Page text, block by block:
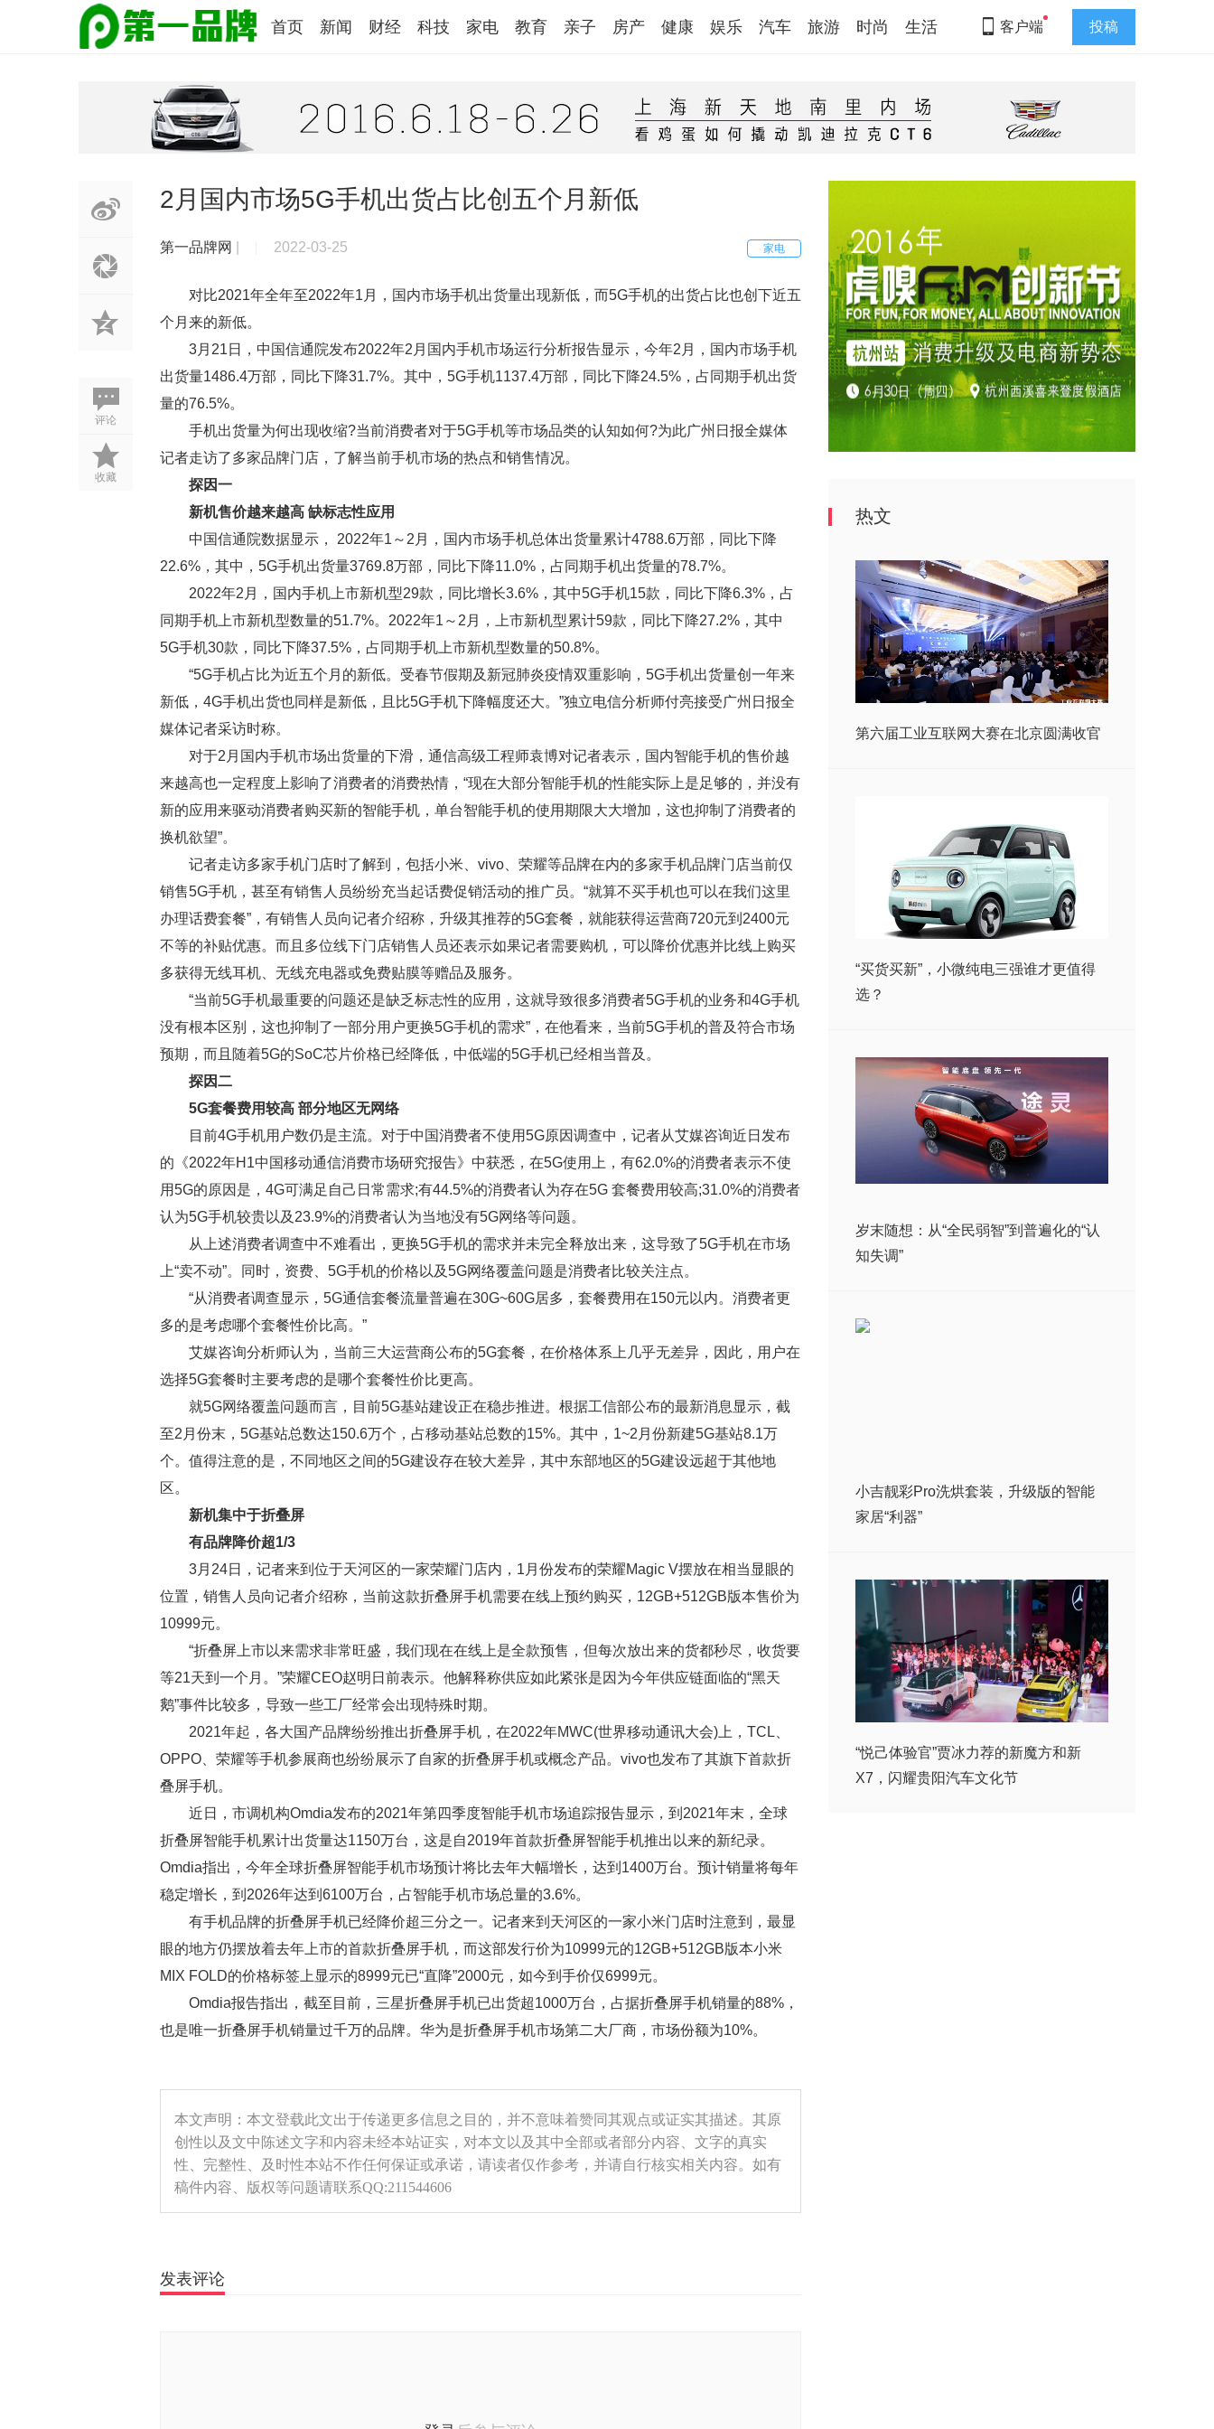
首页 新闻 财经 科技 家电 教育 亲子 房产 健康 娱乐 汽车 旅游 时尚 生活 客户端 投稿
评论
收藏
2月国内市场5G手机出货占比创五个月新低
家电
第一品牌网 2022-03-25
对比2021年全年至2022年1月，国内市场手机出货量出现新低，而5G手机的出货占比也创下近五
个月来的新低。
3月21日，中国信通院发布2022年2月国内手机市场运行分析报告显示，今年2月，国内市场手机
出货量1486.4万部，同比下降31.7%。其中，5G手机1137.4万部，同比下降24.5%，占同期手机出货
量的76.5%。
手机出货量为何出现收缩?当前消费者对于5G手机等市场品类的认知如何?为此广州日报全媒体
记者走访了多家品牌门店，了解当前手机市场的热点和销售情况。
探因一
新机售价越来越高 缺标志性应用
中国信通院数据显示， 2022年1～2月，国内市场手机总体出货量累计4788.6万部，同比下降
22.6%，其中，5G手机出货量3769.8万部，同比下降11.0%，占同期手机出货量的78.7%。
2022年2月，国内手机上市新机型29款，同比增长3.6%，其中5G手机15款，同比下降6.3%，占
同期手机上市新机型数量的51.7%。2022年1～2月，上市新机型累计59款，同比下降27.2%，其中
5G手机30款，同比下降37.5%，占同期手机上市新机型数量的50.8%。
“5G手机占比为近五个月的新低。受春节假期及新冠肺炎疫情双重影响，5G手机出货量创一年来
新低，4G手机出货也同样是新低，且比5G手机下降幅度还大。”独立电信分析师付亮接受广州日报全
媒体记者采访时称。
对于2月国内手机市场出货量的下滑，通信高级工程师袁博对记者表示，国内智能手机的售价越
来越高也一定程度上影响了消费者的消费热情，“现在大部分智能手机的性能实际上是足够的，并没有
新的应用来驱动消费者购买新的智能手机，单台智能手机的使用期限大大增加，这也抑制了消费者的
换机欲望”。
记者走访多家手机门店时了解到，包括小米、vivo、荣耀等品牌在内的多家手机品牌门店当前仅
销售5G手机，甚至有销售人员纷纷充当起话费促销活动的推广员。“就算不买手机也可以在我们这里
办理话费套餐”，有销售人员向记者介绍称，升级其推荐的5G套餐，就能获得运营商720元到2400元
不等的补贴优惠。而且多位线下门店销售人员还表示如果记者需要购机，可以降价优惠并比线上购买
多获得无线耳机、无线充电器或免费贴膜等赠品及服务。
“当前5G手机最重要的问题还是缺乏标志性的应用，这就导致很多消费者5G手机的业务和4G手机
没有根本区别，这也抑制了一部分用户更换5G手机的需求”，在他看来，当前5G手机的普及符合市场
预期，而且随着5G的SoC芯片价格已经降低，中低端的5G手机已经相当普及。
探因二
5G套餐费用较高 部分地区无网络
目前4G手机用户数仍是主流。对于中国消费者不使用5G原因调查中，记者从艾媒咨询近日发布
的《2022年H1中国移动通信消费市场研究报告》中获悉，在5G使用上，有62.0%的消费者表示不使
用5G的原因是，4G可满足自己日常需求;有44.5%的消费者认为存在5G 套餐费用较高;31.0%的消费者
认为5G手机较贵以及23.9%的消费者认为当地没有5G网络等问题。
从上述消费者调查中不难看出，更换5G手机的需求并未完全释放出来，这导致了5G手机在市场
上“卖不动”。同时，资费、5G手机的价格以及5G网络覆盖问题是消费者比较关注点。
“从消费者调查显示，5G通信套餐流量普遍在30G~60G居多，套餐费用在150元以内。消费者更
多的是考虑哪个套餐性价比高。”
艾媒咨询分析师认为，当前三大运营商公布的5G套餐，在价格体系上几乎无差异，因此，用户在
选择5G套餐时主要考虑的是哪个套餐性价比更高。
就5G网络覆盖问题而言，目前5G基站建设正在稳步推进。根据工信部公布的最新消息显示，截
至2月份末，5G基站总数达150.6万个，占移动基站总数的15%。其中，1~2月份新建5G基站8.1万
个。值得注意的是，不同地区之间的5G建设存在较大差异，其中东部地区的5G建设远超于其他地
区。
新机集中于折叠屏
有品牌降价超1/3
3月24日，记者来到位于天河区的一家荣耀门店内，1月份发布的荣耀Magic V摆放在相当显眼的
位置，销售人员向记者介绍称，当前这款折叠屏手机需要在线上预约购买，12GB+512GB版本售价为
10999元。
“折叠屏上市以来需求非常旺盛，我们现在在线上是全款预售，但每次放出来的货都秒尽，收货要
等21天到一个月。”荣耀CEO赵明日前表示。他解释称供应如此紧张是因为今年供应链面临的“黑天
鹅”事件比较多，导致一些工厂经常会出现特殊时期。
2021年起，各大国产品牌纷纷推出折叠屏手机，在2022年MWC(世界移动通讯大会)上，TCL、
OPPO、荣耀等手机参展商也纷纷展示了自家的折叠屏手机或概念产品。vivo也发布了其旗下首款折
叠屏手机。
近日，市调机构Omdia发布的2021年第四季度智能手机市场追踪报告显示，到2021年末，全球
折叠屏智能手机累计出货量达1150万台，这是自2019年首款折叠屏智能手机推出以来的新纪录。
Omdia指出，今年全球折叠屏智能手机市场预计将比去年大幅增长，达到1400万台。预计销量将每年
稳定增长，到2026年达到6100万台，占智能手机市场总量的3.6%。
有手机品牌的折叠屏手机已经降价超三分之一。记者来到天河区的一家小米门店时注意到，最显
眼的地方仍摆放着去年上市的首款折叠屏手机，而这部发行价为10999元的12GB+512GB版本小米
MIX FOLD的价格标签上显示的8999元已“直降”2000元，如今到手价仅6999元。
Omdia报告指出，截至目前，三星折叠屏手机已出货超1000万台，占据折叠屏手机销量的88%，
也是唯一折叠屏手机销量过千万的品牌。华为是折叠屏手机市场第二大厂商，市场份额为10%。
本文声明：本文登载此文出于传递更多信息之目的，并不意味着赞同其观点或证实其描述。其原
创性以及文中陈述文字和内容未经本站证实，对本文以及其中全部或者部分内容、文字的真实
性、完整性、及时性本站不作任何保证或承诺，请读者仅作参考，并请自行核实相关内容。如有
稿件内容、版权等问题请联系QQ:211544606
发表评论
热文
第六届工业互联网大赛在北京圆满收官
“买货买新”，小微纯电三强谁才更值得
选？
岁末随想：从“全民弱智”到普遍化的“认
知失调”
小吉靓彩Pro洗烘套装，升级版的智能
家居“利器”
“悦己体验官”贾冰力荐的新魔方和新
X7，闪耀贵阳汽车文化节